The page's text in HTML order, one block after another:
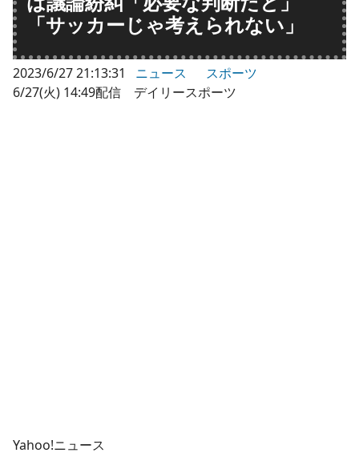
「サッカーじゃ考えられない」
2023/6/27 21:13:31 ニュース
スポーツ
6/27(火) 14:49配信 デイリースポーツ
Yahoo!ニュース